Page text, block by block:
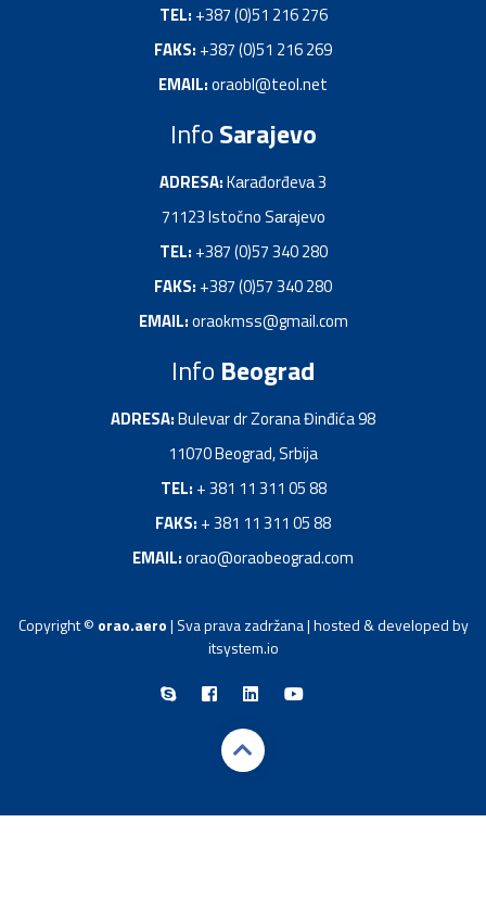
TEL: +387 (0)51 216 276
FAKS: +387 (0)51 216 269
EMAIL:oraobl@teol.net
InfoSarajevo
ADRESA:Kаrađorđevа 3
71123 Istočno Sаrаjevo
TEL: +387 (0)57 340 280
FAKS: +387 (0)57 340 280
EMAIL:oraokmss@gmail.com
Info Beograd
ADRESA:Bulevar dr Zorana Đinđića 98
11070 Beograd, Srbija
TEL: + 381 11 311 05 88
FAKS: + 381 11 311 05 88
EMAIL:orao@oraobeograd.com
Copyright © orao.aero| Sva prava zadržana | hosted & developed by
itsystem.io